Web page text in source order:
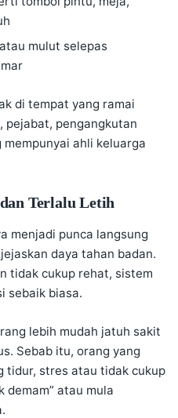
mulut selepas
di tempat yang ramai
pejabat, pengangkutan
ahli keluarga
Terlalu Letih
menjadi punca langsung
daya tahan badan.
tidak cukup rehat, sistem
sebaik biasa.
lebih mudah jatuh sakit
Sebab itu, orang yang
tidur, stres atau tidak cukup
demam” atau mula